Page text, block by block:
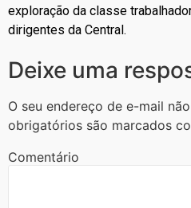
exploração da classe
dirigentes da Central.
Deixe uma
O seu endereço de e-mail
obrigatórios são marcados
Comentário